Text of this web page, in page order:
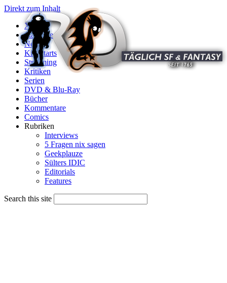
Direkt zum Inhalt
X
Startseite
News
Kinostarts
Streaming
Kritiken
Serien
DVD & Blu-Ray
Bücher
Kommentare
Comics
Rubriken
Interviews
5 Fragen nix sagen
Geekplauze
Sülters IDIC
Editorials
Features
Search this site